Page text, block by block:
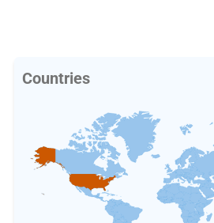
Countries